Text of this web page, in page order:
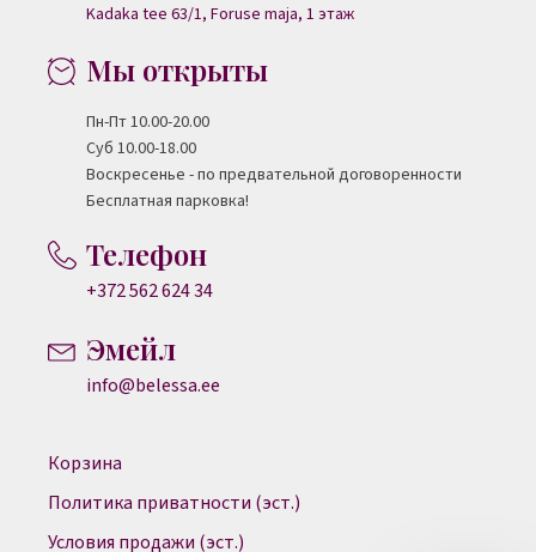
Kadaka tee 63/1, Foruse maja, 1 этаж
Мы открыты
Пн-Пт 10.00-20.00
Суб 10.00-18.00
Воскресенье - по предвательной договоренности
Бесплатная парковка!
Телефон
+372 562 624 34
Эмейл
info@belessa.ee
Корзина
Политика приватности (эст.)
Условия продажи (эст.)